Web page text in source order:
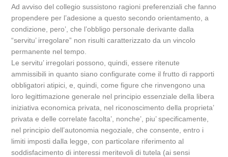
Ad avviso del collegio sussistono ragioni preferenziali che fanno
propendere per l’adesione a questo secondo orientamento, a
condizione, pero’, che l’obbligo personale derivante dalla
“servitu’ irregolare” non risulti caratterizzato da un vincolo
permanente nel tempo.
Le servitu’ irregolari possono, quindi, essere ritenute
ammissibili in quanto siano configurate come il frutto di rapporti
obbligatori atipici, e, quindi, come figure che rinvengono una
loro legittimazione generale nel principio essenziale della libera
iniziativa economica privata, nel riconoscimento della proprieta’
privata e delle correlate facolta’, nonche’, piu’ specificamente,
nel principio dell’autonomia negoziale, che consente, entro i
limiti imposti dalla legge, con particolare riferimento al
soddisfacimento di interessi meritevoli di tutela (ai sensi